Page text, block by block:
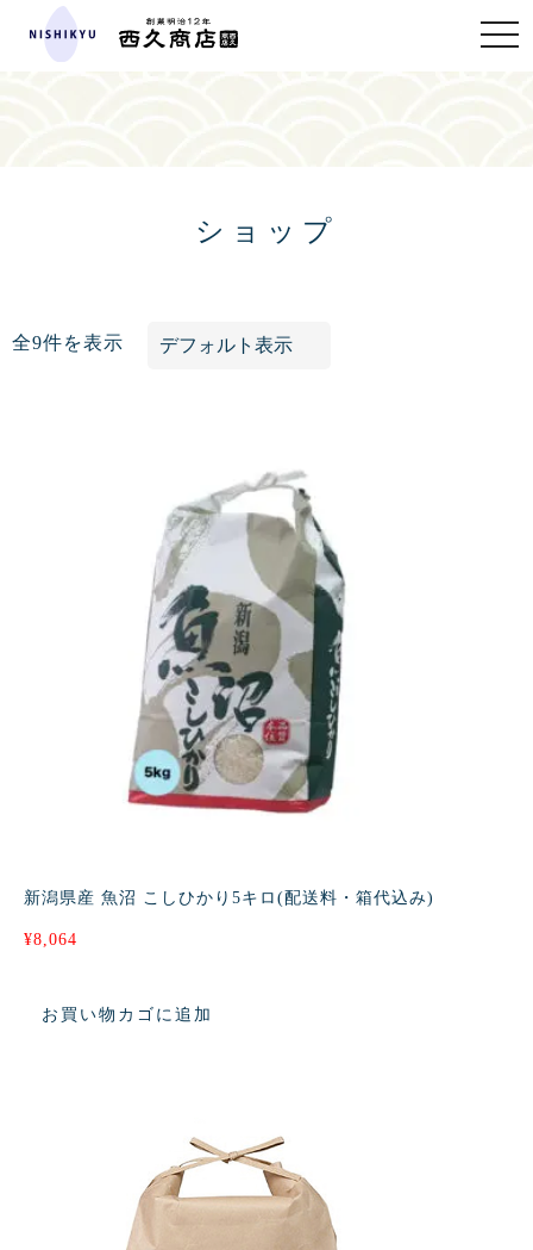
toggle
ショップ
全9件を表示
新潟県産 魚沼 こしひかり5キロ(配送料・箱代込み)
¥8,064
お買い物カゴに追加